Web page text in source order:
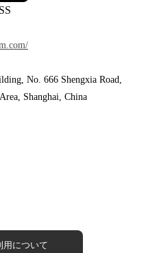
No. 666 Shengxia Road,
Shanghai, China
用について